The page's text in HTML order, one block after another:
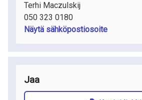
Terhi Maczulskij
050 323 0180
Näytä sähköpostiosoite
Jaa